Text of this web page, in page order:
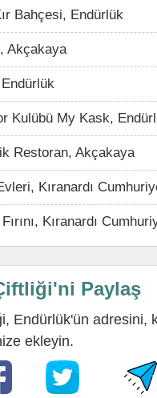
Bahçesi, Endürlük
Akçakaya
Kulübü My Kask,
Restoran, Akçakaya
Kıranardı
Kıranardı
Paylaş
Endürlük'ün adresini,
ekleyin.